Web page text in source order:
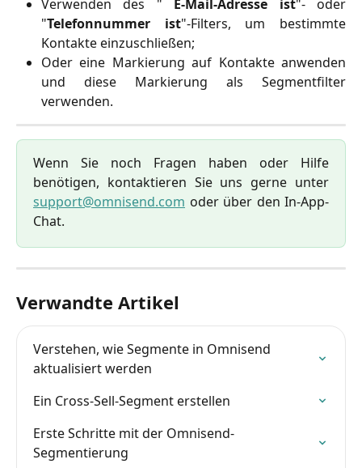
Verwenden des " E-Mail-Adresse ist"- oder
"Telefonnummer ist"-Filters, um bestimmte
Kontakte einzuschließen;
Oder eine Markierung auf Kontakte anwenden
und diese Markierung als Segmentfilter
verwenden.
Wenn Sie noch Fragen haben oder Hilfe
benötigen, kontaktieren Sie uns gerne unter
support@omnisend.com oder über den In-App-
Chat.
Verwandte Artikel
Verstehen, wie Segmente in Omnisend
aktualisiert werden
Ein Cross-Sell-Segment erstellen
Erste Schritte mit der Omnisend-
Segmentierung